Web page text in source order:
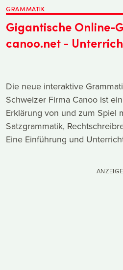
GRAMMATIK
Gigantische Online-
canoo.net -
Die neue interaktive
Schweizer Firma Canoo ist
Erklärung von und zum Spiel
Satzgrammatik,
Eine Einführung und
ANZEIGE